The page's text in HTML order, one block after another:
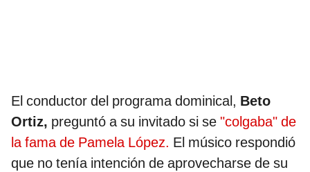
El conductor del programa dominical, Beto
Ortiz, preguntó a su invitado si se "colgaba" de
la fama de Pamela López. El músico respondió
que no tenía intención de aprovecharse de su